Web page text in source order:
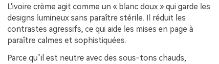
L'ivoire crème agit comme un « blanc doux » qui garde les
designs lumineux sans paraître stérile. Il réduit les
contrastes agressifs, ce qui aide les mises en page à
paraître calmes et sophistiquées.
Parce qu’il est neutre avec des sous-tons chauds,